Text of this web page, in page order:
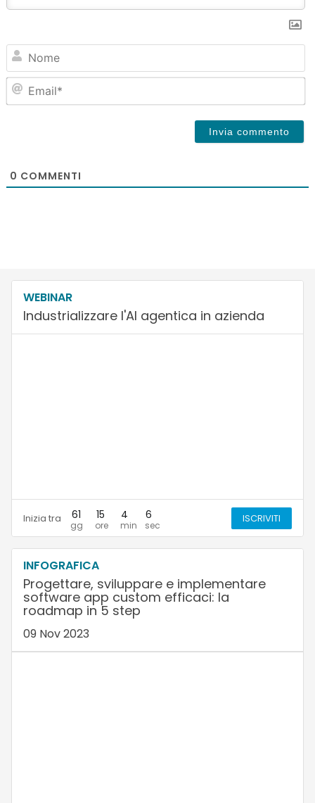
0 COMMENTI
WEBINAR
Industrializzare l'AI agentica in azienda
Inizia tra 61 15 4 5 ISCRIVITI
INFOGRAFICA
Progettare, sviluppare e implementare
software app custom efficaci: la
roadmap in 5 step
09 Nov 2023